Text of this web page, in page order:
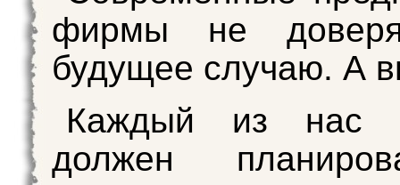
фирмы не
будущее случаю. А
Каждый из нас
должен